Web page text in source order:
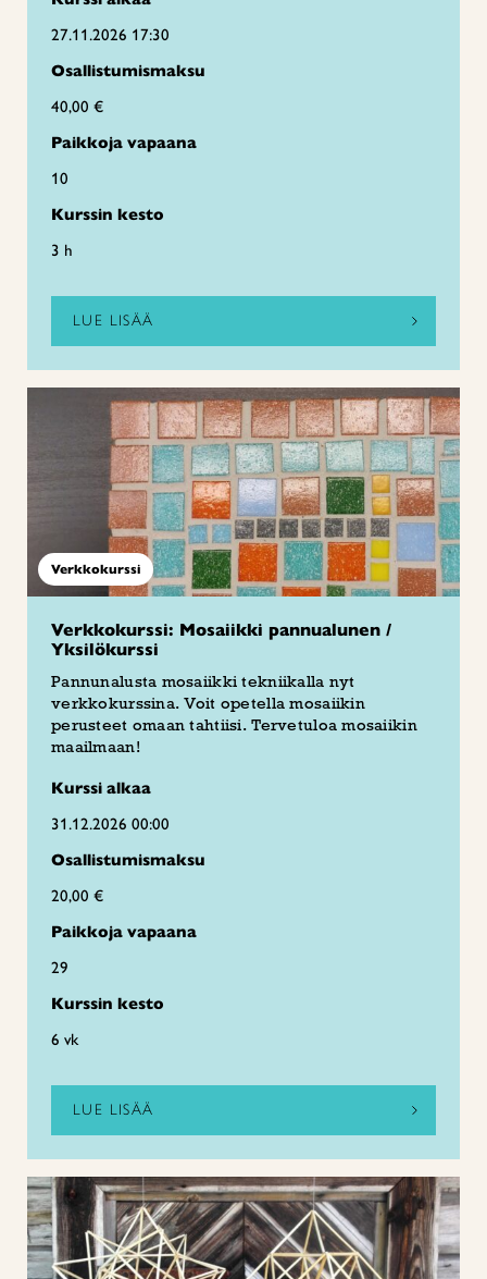
27.11.2026 17:30
Osallistumismaksu
40,00 €
Paikkoja vapaana
10
Kurssin kesto
3 h
LUE LISÄÄ
Verkkokurssi
Verkkokurssi: Mosaiikki pannualunen /
Yksilökurssi
Pannunalusta mosaiikki tekniikalla nyt
verkkokurssina. Voit opetella mosaiikin
perusteet omaan tahtiisi. Tervetuloa mosaiikin
maailmaan!
Kurssi alkaa
31.12.2026 00:00
Osallistumismaksu
20,00 €
Paikkoja vapaana
29
Kurssin kesto
6 vk
LUE LISÄÄ